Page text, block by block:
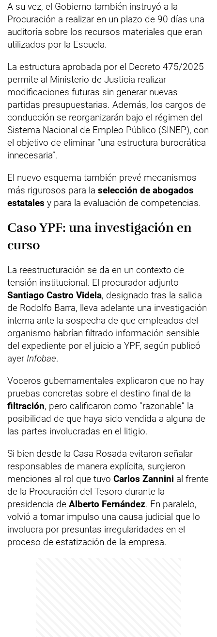
A su vez, el Gobierno también instruyó a la
Procuración a realizar en un plazo de 90 días una
auditoría sobre los recursos materiales que eran
utilizados por la Escuela.
La estructura aprobada por el Decreto 475/2025
permite al Ministerio de Justicia realizar
modificaciones futuras sin generar nuevas
partidas presupuestarias. Además, los cargos de
conducción se reorganizarán bajo el régimen del
Sistema Nacional de Empleo Público (SINEP), con
el objetivo de eliminar “una estructura burocrática
innecesaria”.
El nuevo esquema también prevé mecanismos
más rigurosos para la selección de abogados
estatales y para la evaluación de competencias.
Caso YPF: una investigación en
curso
La reestructuración se da en un contexto de
tensión institucional. El procurador adjunto
Santiago Castro Videla, designado tras la salida
de Rodolfo Barra, lleva adelante una investigación
interna ante la sospecha de que empleados del
organismo habrían filtrado información sensible
del expediente por el juicio a YPF, según publicó
ayer Infobae.
Voceros gubernamentales explicaron que no hay
pruebas concretas sobre el destino final de la
filtración, pero calificaron como “razonable” la
posibilidad de que haya sido vendida a alguna de
las partes involucradas en el litigio.
Si bien desde la Casa Rosada evitaron señalar
responsables de manera explícita, surgieron
menciones al rol que tuvo Carlos Zannini al frente
de la Procuración del Tesoro durante la
presidencia de Alberto Fernández. En paralelo,
volvió a tomar impulso una causa judicial que lo
involucra por presuntas irregularidades en el
proceso de estatización de la empresa.